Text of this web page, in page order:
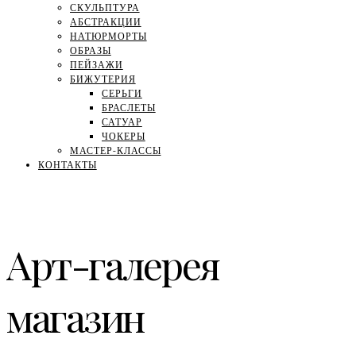
СКУЛЬПТУРА
АБСТРАКЦИИ
НАТЮРМОРТЫ
ОБРАЗЫ
ПЕЙЗАЖИ
БИЖУТЕРИЯ
СЕРЬГИ
БРАСЛЕТЫ
САТУАР
ЧОКЕРЫ
МАСТЕР-КЛАССЫ
КОНТАКТЫ
Арт-галерея
магазин